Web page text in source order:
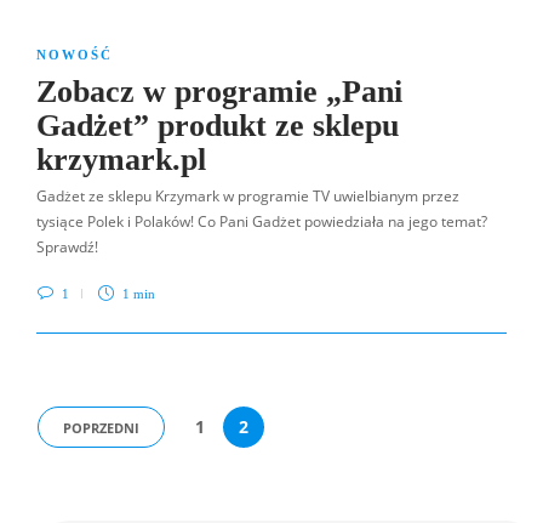
NOWOŚĆ
Zobacz w programie „Pani
Gadżet” produkt ze sklepu
krzymark.pl
Gadżet ze sklepu Krzymark w programie TV uwielbianym przez
tysiące Polek i Polaków! Co Pani Gadżet powiedziała na jego temat?
Sprawdź!
1 1 min
POPRZEDNI 1 2